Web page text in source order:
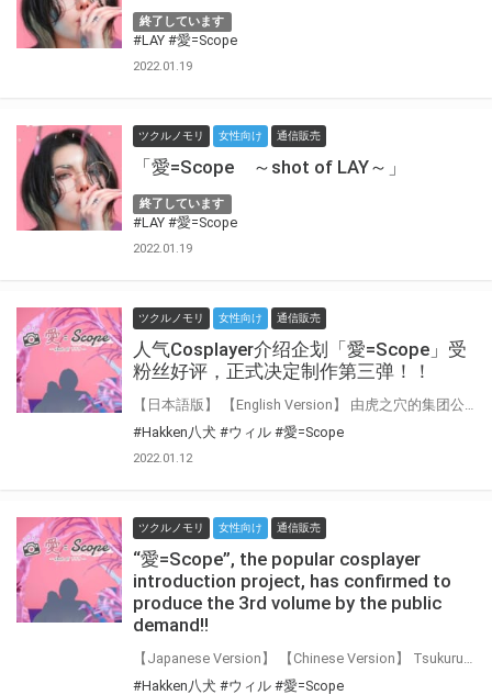
終了しています
#LAY #愛=Scope
2022.01.19
ツクルノモリ 女性向け 通信販売
「愛=Scope ～shot of LAY～」
終了しています
#LAY #愛=Scope
2022.01.19
ツクルノモリ 女性向け 通信販売
人气Cosplayer介绍企划「愛=Scope」受
粉丝好评，正式决定制作第三弹！！
#Hakken八犬 #ウィル #愛=Scope
2022.01.12
ツクルノモリ 女性向け 通信販売
“愛=Scope”, the popular cosplayer
introduction project, has confirmed to
produce the 3rd volume by the public
demand!!
#Hakken八犬 #ウィル #愛=Scope